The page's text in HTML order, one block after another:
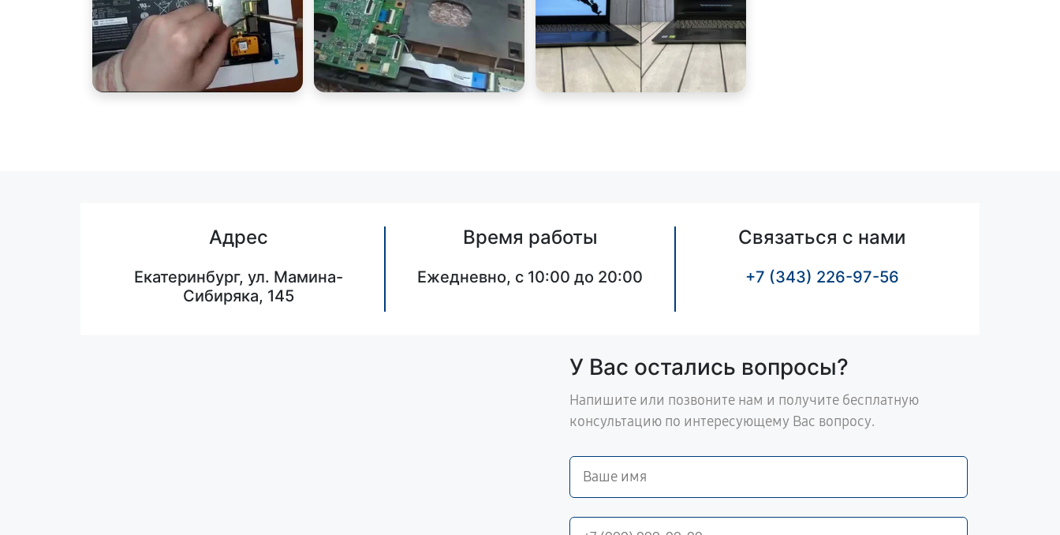
Адрес
Екатеринбург, ул. Мамина-
Сибиряка, 145
Время работы
Ежедневно, с 10:00 до 20:00
Связаться с нами
+7 (343) 226-97-56
У Вас остались вопросы?
Напишите или позвоните нам и получите бесплатную
консультацию по интересующему Вас вопросу.